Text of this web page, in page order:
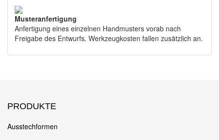
Musteranfertigung
Anfertigung eines einzelnen Handmusters vorab nach
Freigabe des Entwurfs. Werkzeugkosten fallen zusätzlich an.
PRODUKTE
Ausstechformen